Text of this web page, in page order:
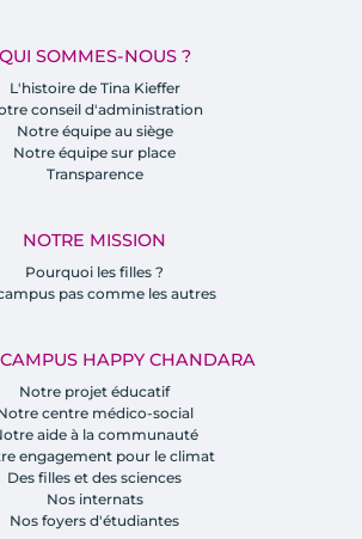
QUI SOMMES-NOUS ?
L'histoire de Tina Kieffer
conseil d'administration
Notre équipe au siège
Notre équipe sur place
Transparence
NOTRE MISSION
Pourquoi les filles ?
pas comme les autres
HAPPY CHANDARA
Notre projet éducatif
centre médico-social
aide à la communauté
engagement pour le climat
Des filles et des sciences
Nos internats
Nos foyers d'étudiantes